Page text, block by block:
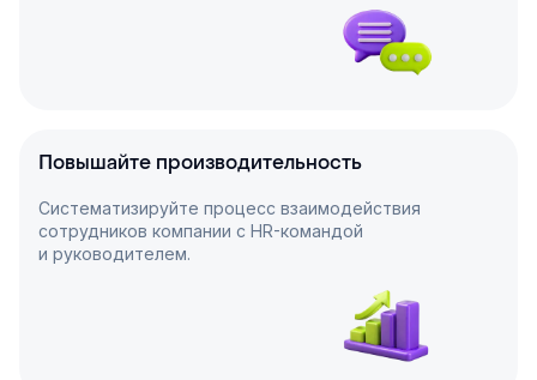
Повышайте производительность
Систематизируйте процесс взаимодействия
сотрудников компании с HR-командой
и руководителем.